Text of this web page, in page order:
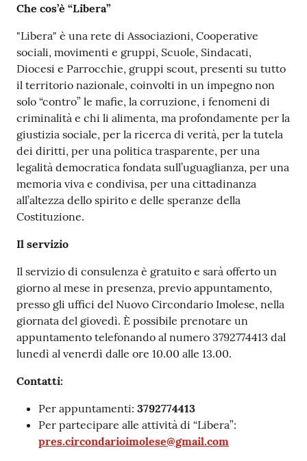
Che cos’è “Libera”
"Libera" è una rete di Associazioni, Cooperative
sociali, movimenti e gruppi, Scuole, Sindacati,
Diocesi e Parrocchie, gruppi scout, presenti su tutto
il territorio nazionale, coinvolti in un impegno non
solo “contro” le mafie, la corruzione, i fenomeni di
criminalità e chi li alimenta, ma profondamente per la
giustizia sociale, per la ricerca di verità, per la tutela
dei diritti, per una politica trasparente, per una
legalità democratica fondata sull’uguaglianza, per una
memoria viva e condivisa, per una cittadinanza
all’altezza dello spirito e delle speranze della
Costituzione.
Il servizio
Il servizio di consulenza è gratuito e sarà offerto un
giorno al mese in presenza, previo appuntamento,
presso gli uffici del Nuovo Circondario Imolese, nella
giornata del giovedì. È possibile prenotare un
appuntamento telefonando al numero 3792774413 dal
lunedì al venerdì dalle ore 10.00 alle 13.00.
Contatti:
Per appuntamenti: 3792774413
Per partecipare alle attività di “Libera”:
pres.circondarioimolese@gmail.com